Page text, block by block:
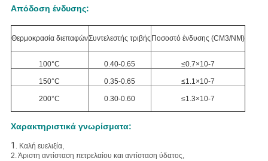
Απόδοση ένδυσης:
Θερμοκρασία διεπαφώνΣυντελεστής τριβής Ποσοστό ένδυσης (CM3/NM)
100°C 0.40-0.65 ≤0.7×10-7
150°C 0.35-0.65 ≤1.1×10-7
200°C 0.30-0.60 ≤1.3×10-7
Χαρακτηριστικά γνωρίσματα:
1. Καλή ευελιξία,
2. Άριστη αντίσταση πετρελαίου και αντίσταση ύδατος,